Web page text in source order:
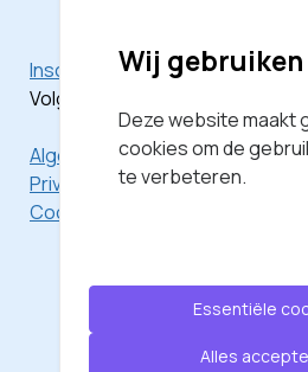
Inschrijven voor de nieuwsbrief
Volg mij via
Algemene Voorwaarden
Privacyverklaring
Cookieverklaring
Wij
Deze website maakt
cookies om de
te verbeteren.
Essentiële
Alles